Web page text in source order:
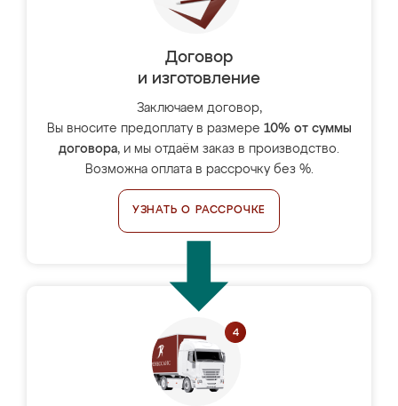
Договор
и изготовление
Заключаем договор,
Вы вносите предоплату в размере 10% от суммы
договора, и мы отдаём заказ в производство.
Возможна оплата в рассрочку без %.
УЗНАТЬ О РАССРОЧКЕ